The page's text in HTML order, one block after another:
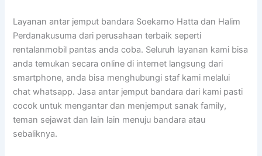
Layanan antar jemput bandara Soekarno Hatta dan Halim
Perdanakusuma dari perusahaan terbaik seperti
rentalanmobil pantas anda coba. Seluruh layanan kami bisa
anda temukan secara online di internet langsung dari
smartphone, anda bisa menghubungi staf kami melalui
chat whatsapp. Jasa antar jemput bandara dari kami pasti
cocok untuk mengantar dan menjemput sanak family,
teman sejawat dan lain lain menuju bandara atau
sebaliknya.